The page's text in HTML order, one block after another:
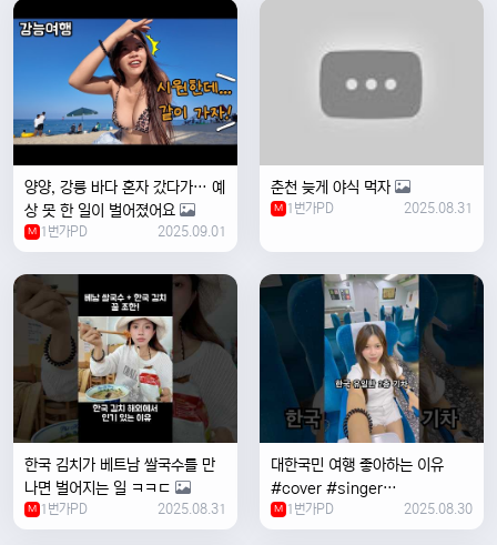
양양, 강릉 바다 혼자 갔다가… 예
상 못 한 일이 벌어졌어요
M 1번가PD 2025.09.01
춘천 늦게 야식 먹자
M 1번가PD 2025.08.31
한국 김치가 베트남 쌀국수를 만
나면 벌어지는 일 ㅋㅋㄷ
M 1번가PD 2025.08.31
대한국민 여행 좋아하는 이유
#cover #singer
#coversong #music #한국
여행 #한국
M 1번가PD 2025.08.30